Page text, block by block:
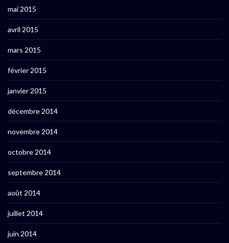
mai 2015
avril 2015
mars 2015
février 2015
janvier 2015
décembre 2014
novembre 2014
octobre 2014
septembre 2014
août 2014
juillet 2014
juin 2014